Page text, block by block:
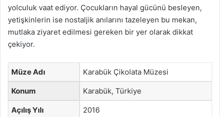
yolculuk vaat ediyor. Çocukların hayal gücünü besleyen,
yetişkinlerin ise nostaljik anılarını tazeleyen bu mekan,
mutlaka ziyaret edilmesi gereken bir yer olarak dikkat
çekiyor.
Müze Adı Karabük Çikolata Müzesi
Konum Karabük, Türkiye
Açılış Yılı 2016